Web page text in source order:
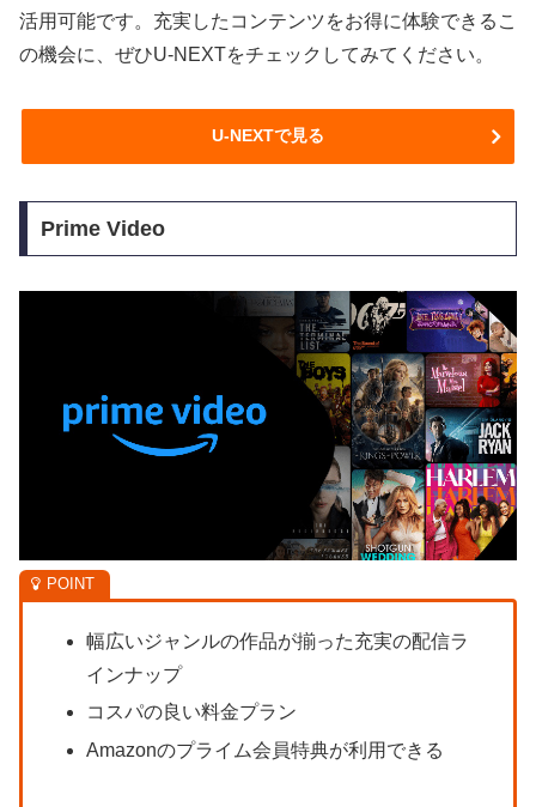
活用可能です。充実したコンテンツをお得に体験できるこ
の機会に、ぜひU-NEXTをチェックしてみてください。
U-NEXTで見る
Prime Video
幅広いジャンルの作品が揃った充実の配信ラ
インナップ
コスパの良い料金プラン
Amazonのプライム会員特典が利用できる